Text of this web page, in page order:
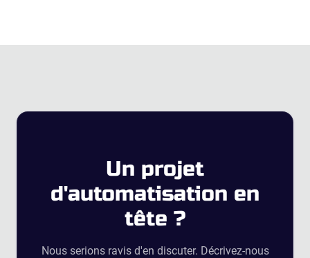
Un projet
d'automatisation en
tête ?
Nous serions ravis d'en discuter. Décrivez-nous